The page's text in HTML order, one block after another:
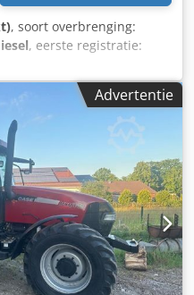
, soort overbrenging:
, eerste registratie:
= Dedpfx Aezp N
- Radio/cd-speler =
bouwjaar 2016, met
en krachtige
in een goede,
is direct inzetbaar en is
recycling,
op het
met een
en een extra hydraulische
kunnen verschillende
worden gebruikt. De
Advertentie